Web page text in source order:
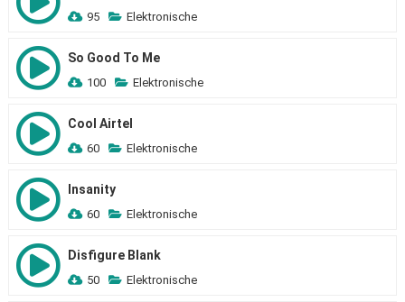
95 Elektronische
So Good To Me
100 Elektronische
Cool Airtel
60 Elektronische
Insanity
60 Elektronische
Disfigure Blank
50 Elektronische